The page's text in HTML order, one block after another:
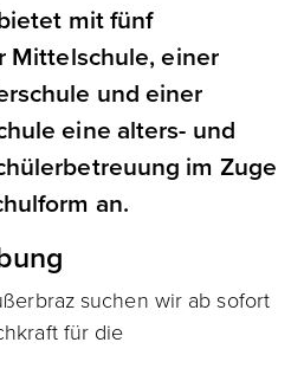
mit fünf
Mittelschule, einer
und einer
eine alters- und
im Zuge
an.
suchen wir ab sofort
für die